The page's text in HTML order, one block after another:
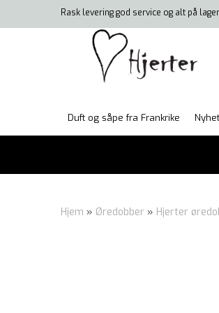
Rask levering god service og alt på
Duft og såpe fra Frankrike
Hjem » Øredobber » Hjerter